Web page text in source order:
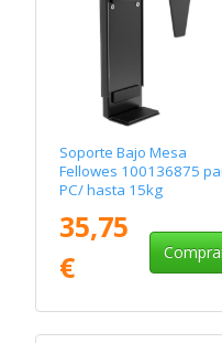
Soporte Bajo Mesa
Fellowes 100136875
PC/ hasta 15kg
35,75
€